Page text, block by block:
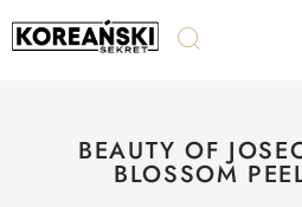
BEAUTY OF
BLOSSOM